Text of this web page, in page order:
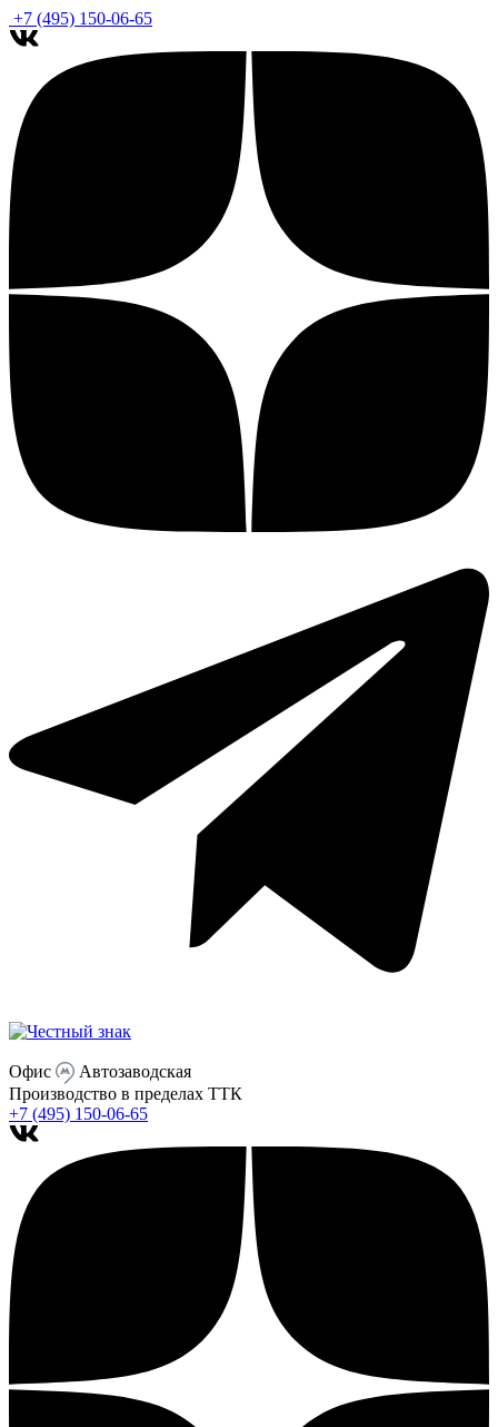
+7 (495) 150-06-65
Офис
Автозаводская
Производство в пределах ТТК
+7 (495) 150-06-65